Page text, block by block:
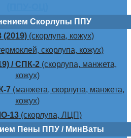
Скорлупы ППУ
(скорлупа, кожух)
скорлупа, кожух)
/ СПК-2(скорлупа, манжета,
кожух)
7 (манжета, скорлупа, манжета,
кожух)
13(скорлупа, ЛЦП)
Пены ППУ / МинВаты